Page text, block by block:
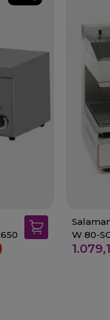
W 80-